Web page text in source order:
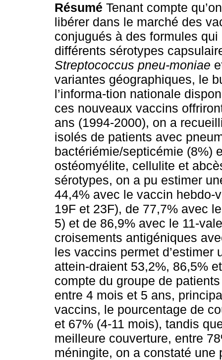
Résumé Tenant compte
libérer dans le marché des
conjugués à des formules
différents sérotypes
Streptococcus pneu-moniae
variantes géographiques, le
l’informa-tion nationale
ces nouveaux vaccins
ans (1994-2000), on a
isolés de patients avec
bactériémie/septicémie (8%)
ostéomyélite, cellulite et
sérotypes, on a pu estimer
44,4% avec le vaccin hebdo-
19F et 23F), de 77,7% avec
5) et de 86,9% avec le 11-
croisements antigéniques
les vaccins permet
attein-draient 53,2%, 86,5%
compte du groupe de
entre 4 mois et 5 ans,
vaccins, le pourcentage de
et 67% (4-11 mois), tandis
meilleure couverture, entre
méningite, on a constaté